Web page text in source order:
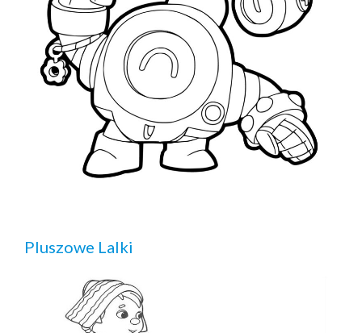
Pluszowe Lalki